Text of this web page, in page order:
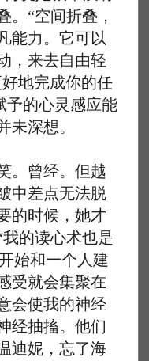
。“空间折叠，
能力。它可以
，来去自由轻
地完成你的任
予的心灵感应能
未深想。
曾经。但越
中差点无法脱
的时候，她才
的读心术也是
始和一个人建
受就会集聚在
会使我的神经
经抽搐。他们
迪妮，忘了海